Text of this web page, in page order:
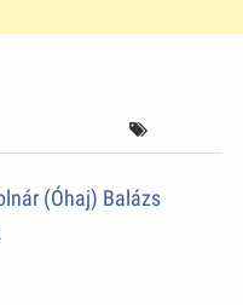
(Óhaj) Balázs